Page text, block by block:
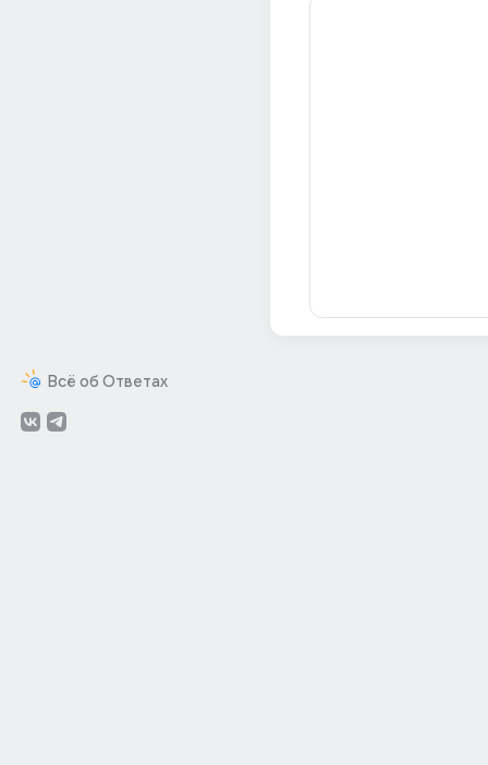
Всё об Ответах